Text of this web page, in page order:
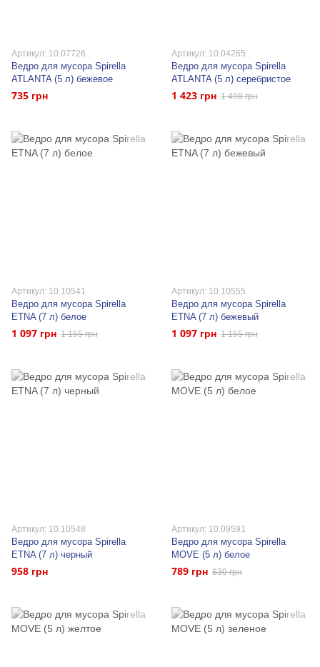
Артикул: 10.07726
Ведро для мусора Spirella
ATLANTA (5 л) бежевое
735 грн
Артикул: 10.04265
Ведро для мусора Spirella
ATLANTA (5 л) серебристое
1 423 грн 1 498 грн
Артикул: 10.10541
Ведро для мусора Spirella
ETNA (7 л) белое
1 097 грн 1 155 грн
Артикул: 10.10555
Ведро для мусора Spirella
ETNA (7 л) бежевый
1 097 грн 1 155 грн
Артикул: 10.10548
Ведро для мусора Spirella
ETNA (7 л) черный
958 грн
Артикул: 10.09591
Ведро для мусора Spirella
MOVE (5 л) белое
789 грн 830 грн